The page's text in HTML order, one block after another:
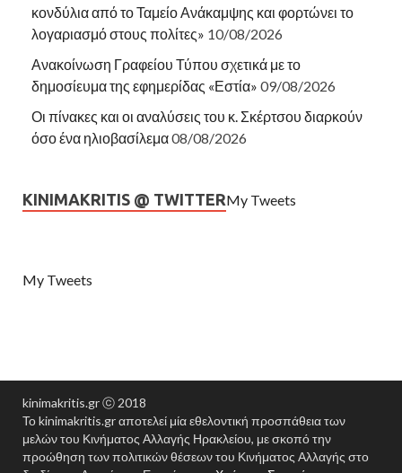
κονδύλια από το Ταμείο Ανάκαμψης και φορτώνει το
λογαριασμό στους πολίτες» 10/08/2026
Ανακοίνωση Γραφείου Τύπου σχετικά με το
δημοσίευμα της εφημερίδας «Εστία» 09/08/2026
Οι πίνακες και οι αναλύσεις του κ. Σκέρτσου διαρκούν
όσο ένα ηλιοβασίλεμα08/08/2026
KINIMAKRITIS @ TWITTERMy Tweets
My Tweets
kinimakritis.gr ⓒ 2018
Το kinimakritis.gr αποτελεί μία εθελοντική προσπάθεια των
μελών του Κινήματος Αλλαγής Ηρακλείου, με σκοπό την
προώθηση των πολιτικών θέσεων του Κινήματος Αλλαγής στο